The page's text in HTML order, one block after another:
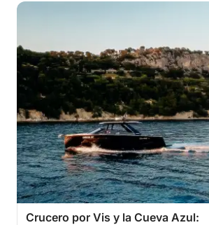
Crucero por Vis y la Cueva Azul: